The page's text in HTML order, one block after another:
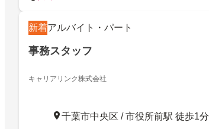
新着アルバイト・パート
事務スタッフ
キャリアリンク株式会社
千葉市中央区 / 市役所前駅 徒歩1分